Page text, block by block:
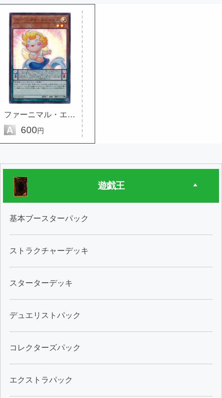
ファーニマル・エンジェル
A 600円
遊戯王
基本ブースターパック
ストラクチャーデッキ
スターターデッキ
デュエリストパック
コレクターズパック
エクストラパック